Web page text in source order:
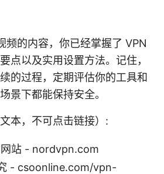
频的内容，你已经掌握了 VPN
点以及实用设置方法。记住，
的过程，定期评估你的工具和
景下都能保持安全。
本，不可点击链接）:
站 - nordvpn.com
- csoonline.com/vpn-